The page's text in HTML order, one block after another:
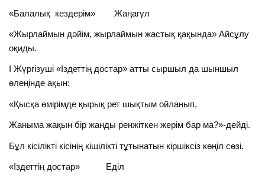
«Балалық кездерім» Жаңагүл
«Жырлаймын дәйім, жырлаймын жастық қақында» Айсұлу
оқиды.
I Жүргізуші «Іздеттің достар» атты сыршыл да шыншыл
өлеңінде ақын:
«Қысқа өмірімде қырық рет шықтым ойланып,
Жаныма жақын бір жанды ренжіткен жерім бар ма?»-дейді.
Бұл кісілікті кісінің кішілікті тұтынатын кіршіксіз көңіл сөзі.
«Іздеттің достар» Еділ